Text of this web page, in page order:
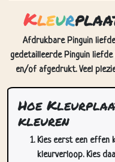
Kleur
Afdrukbare Pinguin
gedetailleerde Pinguin
en/of afgedrukt. Veel
Hoe
kleuren
Kies eerst een effen
kleurverloop. Kies